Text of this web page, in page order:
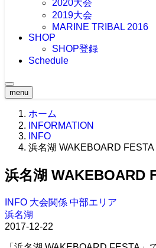
2020大会
2019大会
MARINE TRIBAL 2016
SHOP
SHOP登録
Schedule
menu
ホーム
INFORMATION
INFO
浜名湖 WAKEBOARD FESTA
浜名湖 WAKEBOARD
INFO 大会関係 中部エリア
浜名湖
2017-12-22